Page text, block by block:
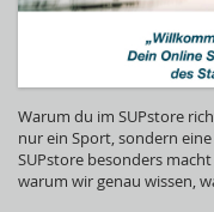
Warum du im SUPstore
nur ein Sport, sondern
SUPstore besonders
warum wir genau wissen,